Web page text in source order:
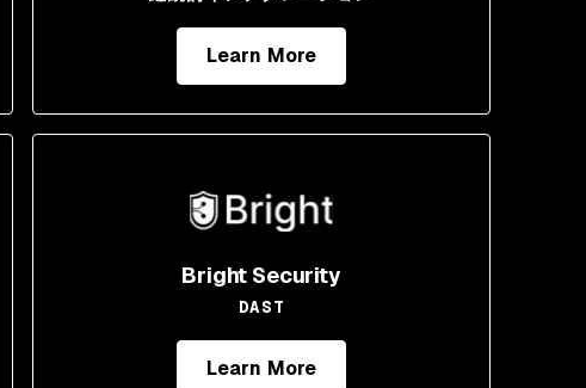
Learn More
Bright Security
DAST
Learn More